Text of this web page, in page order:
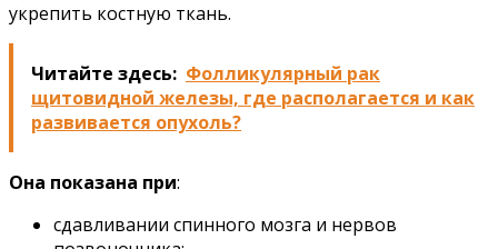
укрепить костную ткань.
Читайте здесь: Фолликулярный рак
щитовидной железы, где располагается и как
развивается опухоль?
Она показана при:
сдавливании спинного мозга и нервов